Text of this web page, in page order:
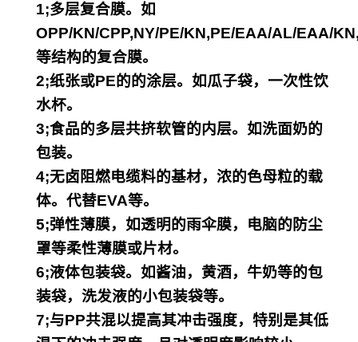
1;多层复合膜。如
OPP/KN/CPP,NY/PE/KN,PE/EAA/AL/EAA/
等结构的复合膜。
2;纸张或PE的的涂层。如瓜子袋，一次性饮
水杯。
3;食品的多层共挤软管的内层。如洗面奶的
包装。
4;无卤阻燃电缆料的基材，浓的色母粒的载
体。代替EVA等。
5;弹性薄膜，如透明的雨伞膜，电脑的防尘
罩等柔性薄膜或片材。
6;液体包装袋。如酱油，黄酒，牛奶等的包
装袋，洗发液的小包装袋等。
7;与PP共混以提高其冲击强度，特别是其低